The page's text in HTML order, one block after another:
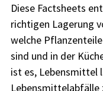
Diese Factsheets
richtigen Lagerung
welche
sind und in der
ist es, Lebensmittel
Lebensmittelabfälle